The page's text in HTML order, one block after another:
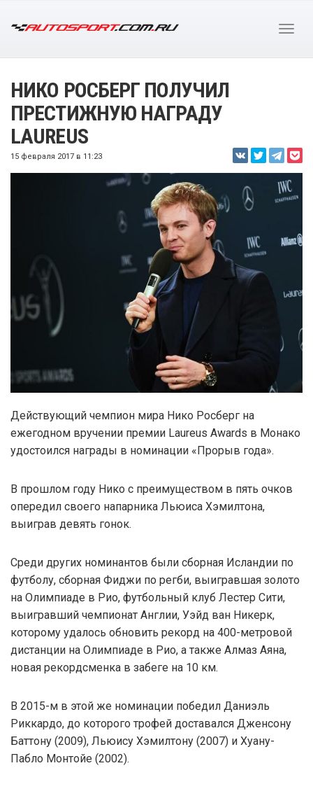
НИКО РОСБЕРГ ПОЛУЧИЛ
ПРЕСТИЖНУЮ НАГРАДУ
LAUREUS
15 февраля 2017 в 11:23
Действующий чемпион мира Нико Росберг на
ежегодном вручении премии Laureus Awards в Монако
удостоился награды в номинации «Прорыв года».
В прошлом году Нико с преимуществом в пять очков
опередил своего напарника Льюиса Хэмилтона,
выиграв девять гонок.
Среди других номинантов были сборная Исландии по
футболу, сборная Фиджи по регби, выигравшая золото
на Олимпиаде в Рио, футбольный клуб Лестер Сити,
выигравший чемпионат Англии, Уэйд ван Никерк,
которому удалось обновить рекорд на 400-метровой
дистанции на Олимпиаде в Рио, а также Алмаз Аяна,
новая рекордсменка в забеге на 10 км.
В 2015-м в этой же номинации победил Даниэль
Риккардо, до которого трофей доставался Дженсону
Баттону (2009), Льюису Хэмилтону (2007) и Хуану-
Пабло Монтойе (2002).